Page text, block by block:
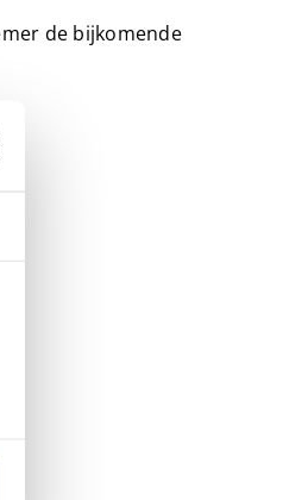
de bijkomende